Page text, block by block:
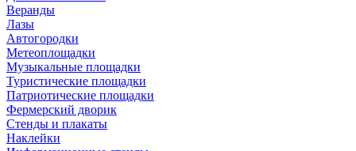
Веранды
Лазы
Автогородки
Метеоплощадки
Музыкальные площадки
Туристические площадки
Патриотические площадки
Фермерский дворик
Стенды и плакаты
Наклейки